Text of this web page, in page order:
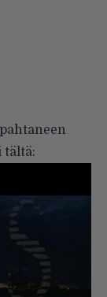
tältä: